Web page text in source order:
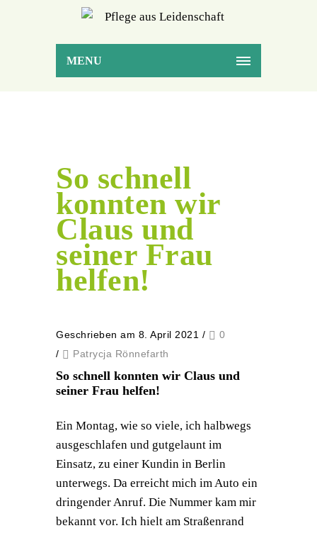
MENU
So schnell
konnten wir
Claus und
seiner Frau
helfen!
Geschrieben am 8. April 2021 /
0
/
Patrycja Rönnefarth
So schnell konnten wir Claus und
seiner Frau helfen!
Ein Montag, wie so viele, ich halbwegs
ausgeschlafen und gutgelaunt im
Einsatz, zu einer Kundin in Berlin
unterwegs. Da erreicht mich im Auto ein
dringender Anruf. Die Nummer kam mir
bekannt vor. Ich hielt am Straßenrand